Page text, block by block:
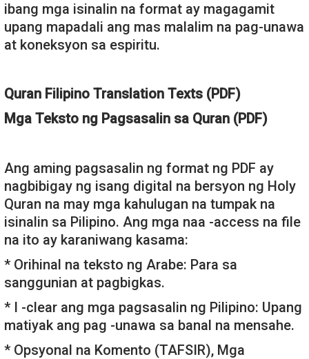
ibang mga isinalin na format ay magagamit
upang mapadali ang mas malalim na pag-unawa
at koneksyon sa espiritu.
Quran Filipino Translation Texts (PDF)
Mga Teksto ng Pagsasalin sa Quran (PDF)
Ang aming pagsasalin ng format ng PDF ay
nagbibigay ng isang digital na bersyon ng Holy
Quran na may mga kahulugan na tumpak na
isinalin sa Pilipino. Ang mga naa -access na file
na ito ay karaniwang kasama:
* Orihinal na teksto ng Arabe: Para sa
sanggunian at pagbigkas.
* I -clear ang mga pagsasalin ng Pilipino: Upang
matiyak ang pag -unawa sa banal na mensahe.
* Opsyonal na Komento (TAFSIR), Mga